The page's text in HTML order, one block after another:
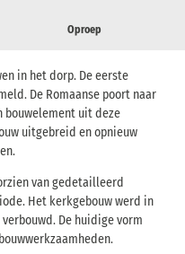
Oproep
en gotisch
in het dorp. De eerste
De Romaanse poort naar
bouwelement uit deze
uitgebreid en opnieuw
van gedetailleerd
Het kerkgebouw werd in
De huidige vorm